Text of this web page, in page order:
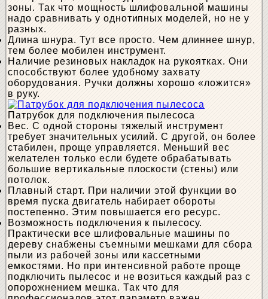
зоны. Так что мощность шлифовальной машины
надо сравнивать у однотипных моделей, но не у
разных.
Длина шнура. Тут все просто. Чем длиннее шнур,
тем более мобилен инструмент.
Наличие резиновых накладок на рукоятках. Они
способствуют более удобному захвату
оборудования. Ручки должны хорошо «ложится»
в руку.
Патрубок для подключения пылесоса
Вес. С одной стороны тяжелый инструмент
требует значительных усилий. С другой, он более
стабилен, проще управляется. Меньший вес
желателен только если будете обрабатывать
большие вертикальные плоскости (стены) или
потолок.
Плавный старт. При наличии этой функции во
время пуска двигатель набирает обороты
постепенно. Этим повышается его ресурс.
Возможность подключения к пылесосу.
Практически все шлифовальные машины по
дереву снабжены съемными мешками для сбора
пыли из рабочей зоны или кассетными
емкостями. Но при интенсивной работе проще
подключить пылесос и не возиться каждый раз с
опорожнением мешка. Так что для